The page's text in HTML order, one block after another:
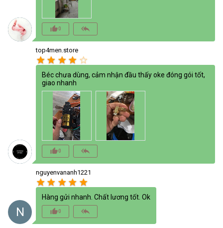
thumb_up_alt0 reply_all
top4men.store
star star star star star_border
Béc chưa dùng, cảm nhận đầu thấy oke đóng gói tốt,
giao nhanh
thumb_up_alt0 reply_all
N
nguyenvananh1221
star star star star star
Hàng gửi nhanh. Chất lương tốt. Ok
thumb_up_alt0 reply_all